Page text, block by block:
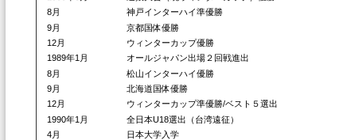
8月
神戸インターハイ準優勝
9月
京都国体優勝
12月
ウィンターカップ優勝
1989年1月
オールジャパン出場２回戦進出
8月
松山インターハイ優勝
9月
北海道国体優勝
12月
ウィンターカップ準優勝/ベスト５選出
1990年1月
全日本U18選出（台湾遠征）
4月
日本大学入学